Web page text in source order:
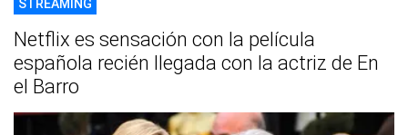
STREAMING
Netflix es sensación con la película
española recién llegada con la actriz de En
el Barro